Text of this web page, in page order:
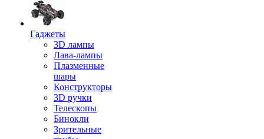
Гаджеты
3D лампы
Лава-лампы
Плазменные
шары
Конструкторы
3D ручки
Телескопы
Бинокли
Зрительные